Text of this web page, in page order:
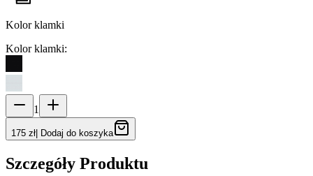
Kolor klamki
Kolor klamki:
1
175 zł Dodaj do koszyka
Szczegóły Produktu